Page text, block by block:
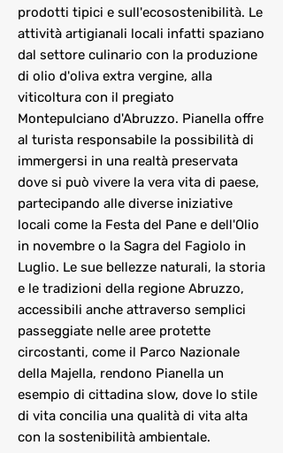
prodotti tipici e sull'ecosostenibilità. Le
attività artigianali locali infatti spaziano
dal settore culinario con la produzione
di olio d'oliva extra vergine, alla
viticoltura con il pregiato
Montepulciano d'Abruzzo. Pianella offre
al turista responsabile la possibilità di
immergersi in una realtà preservata
dove si può vivere la vera vita di paese,
partecipando alle diverse iniziative
locali come la Festa del Pane e dell'Olio
in novembre o la Sagra del Fagiolo in
Luglio. Le sue bellezze naturali, la storia
e le tradizioni della regione Abruzzo,
accessibili anche attraverso semplici
passeggiate nelle aree protette
circostanti, come il Parco Nazionale
della Majella, rendono Pianella un
esempio di cittadina slow, dove lo stile
di vita concilia una qualità di vita alta
con la sostenibilità ambientale.